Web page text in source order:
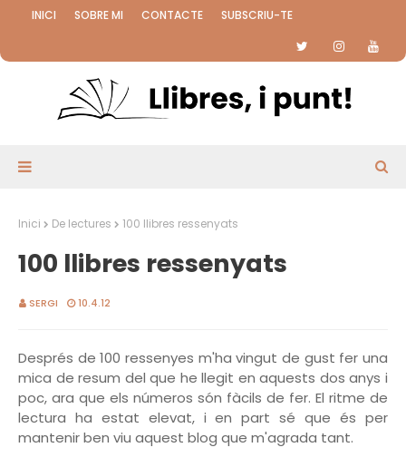
INICI SOBRE MI CONTACTE SUBSCRIU-TE
Inici De lectures 100 llibres ressenyats
100 llibres ressenyats
SERGI 10.4.12
Després de 100 ressenyes m'ha vingut de gust fer una
mica de resum del que he llegit en aquests dos anys i
poc, ara que els números són fàcils de fer. El ritme de
lectura ha estat elevat, i en part sé que és per
mantenir ben viu aquest blog que m'agrada tant.